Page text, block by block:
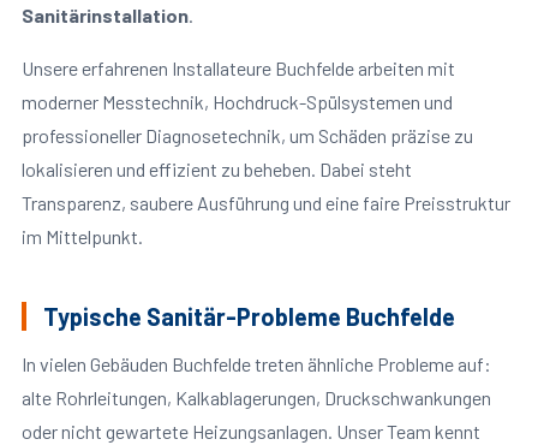
Sanitärinstallation.
Unsere erfahrenen Installateure Buchfelde arbeiten mit
moderner Messtechnik, Hochdruck-Spülsystemen und
professioneller Diagnosetechnik, um Schäden präzise zu
lokalisieren und effizient zu beheben. Dabei steht
Transparenz, saubere Ausführung und eine faire Preisstruktur
im Mittelpunkt.
Typische Sanitär-Probleme Buchfelde
In vielen Gebäuden Buchfelde treten ähnliche Probleme auf:
alte Rohrleitungen, Kalkablagerungen, Druckschwankungen
oder nicht gewartete Heizungsanlagen. Unser Team kennt